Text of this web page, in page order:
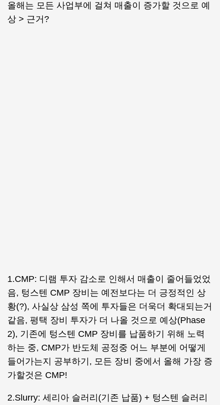
올해는 모든 사업부에 걸쳐 매출이 증가할 것으로 예
상 > 근거?
1.CMP: 디램 투자 감소로 인해서 매출이 줄어들었었
음, 텅스텐 CMP 장비는 예전보다는 더 긍정적인 상
황(?), 사실상 삼성 쪽에 투자들은 더욱더 확대되는거
같음, 평택 장비 투자가 더 나올 것으로 예상(Phase
2), 기존에 텅스텐 CMP 장비를 납품하기 위해 노력
하는 중, CMP가 반도체 공정중 어느 부분에 어떻게
들어가는지 공부하기, 모든 장비 중에서 올해 가장 증
가할것은 CMP!
2.Slurry: 세리아 슬러리(기존 납품) + 텅스텐 슬러리